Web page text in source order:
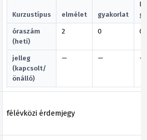
Kurzustípus elmélet gyakorlat
óraszám
(heti)
2 0 0
jelleg
(kapcsolt/
önálló)
— — —
félévközi érdemjegy